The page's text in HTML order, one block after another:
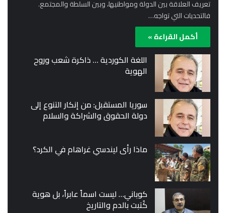
تعريف العلاقة بين الدولة ومواطنيها، وبين السلطة والمجتمع.
فالتحديات التي تواجه…
أكمل القراءة »
اللغة الكوردية … ذاكرة شعب وروح
الهوية
سوريا المستقبل: من إنكار التنوع إلى
دولة الحقوق والشراكة والسلام
ماذا رأى ليندسي غراهام في الكرد؟
كوباني… ليست اسماً عابراً، بل هوية
كُتبت بالدم والتاريخ